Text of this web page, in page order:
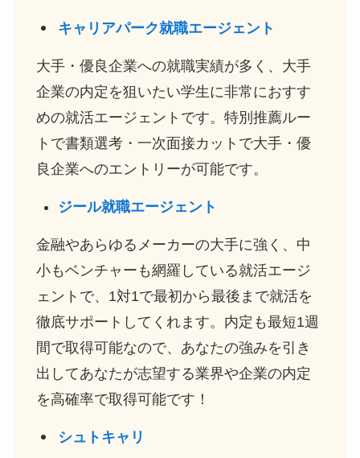
キャリアパーク就職エージェント
大手・優良企業への就職実績が多く、大手
企業の内定を狙いたい学生に非常におすす
めの就活エージェントです。特別推薦ルー
トで書類選考・一次面接カットで大手・優
良企業へのエントリーが可能です。
ジール就職エージェント
金融やあらゆるメーカーの大手に強く、中
小もベンチャーも網羅している就活エージ
ェントで、1対1で最初から最後まで就活を
徹底サポートしてくれます。内定も最短1週
間で取得可能なので、あなたの強みを引き
出してあなたが志望する業界や企業の内定
を高確率で取得可能です！
シュトキャリ